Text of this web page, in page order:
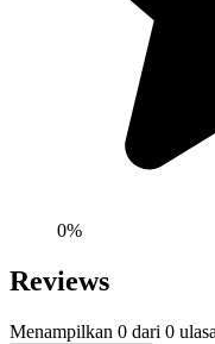
0%
Reviews
Menampilkan 0 dari 0